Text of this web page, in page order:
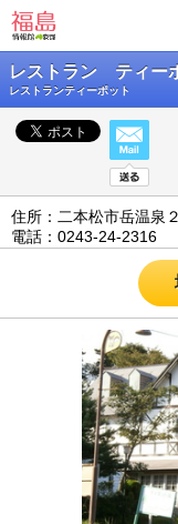
レストラン ティー
レストランティーポット
住所：二本松市岳温泉
電話：0243-24-2316